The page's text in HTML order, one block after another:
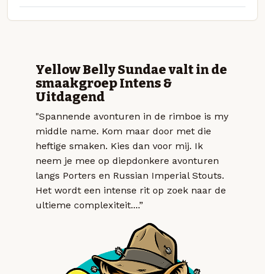
Yellow Belly Sundae valt in de
smaakgroep Intens &
Uitdagend
"Spannende avonturen in de rimboe is my
middle name. Kom maar door met die
heftige smaken. Kies dan voor mij. Ik
neem je mee op diepdonkere avonturen
langs Porters en Russian Imperial Stouts.
Het wordt een intense rit op zoek naar de
ultieme complexiteit....”